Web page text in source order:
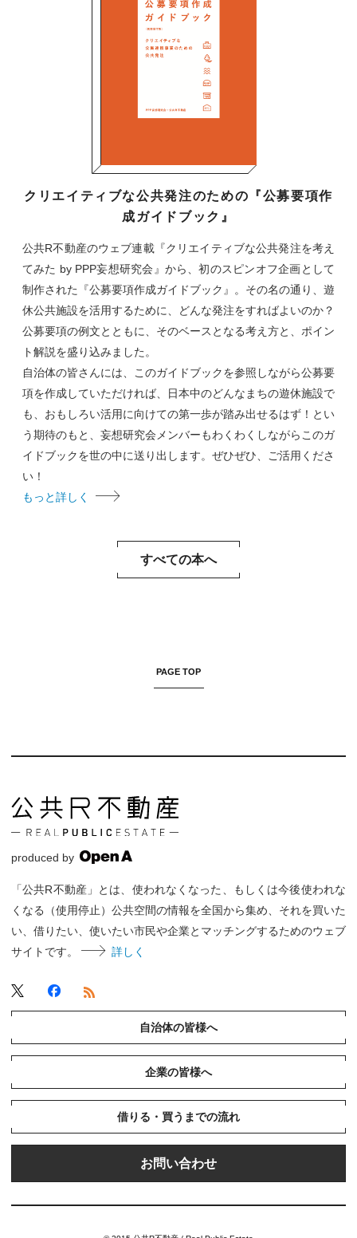
クリエイティブな公共発注のための『公募要項作
成ガイドブック』
公共R不動産のウェブ連載『クリエイティブな公共発注を考え
てみた by PPP妄想研究会』から、初のスピンオフ企画として
制作された『公募要項作成ガイドブック』。その名の通り、遊
休公共施設を活用するために、どんな発注をすればよいのか？
公募要項の例文とともに、そのベースとなる考え方と、ポイン
ト解説を盛り込みました。
自治体の皆さんには、このガイドブックを参照しながら公募要
項を作成していただければ、日本中のどんなまちの遊休施設で
も、おもしろい活用に向けての第一歩が踏み出せるはず！とい
う期待のもと、妄想研究会メンバーもわくわくしながらこのガ
イドブックを世の中に送り出します。ぜひぜひ、ご活用くださ
い！
もっと詳しく
すべての本へ
PAGE TOP
produced by
「公共R不動産」とは、使われなくなった、もしくは今後使われな
くなる（使用停止）公共空間の情報を全国から集め、それを買いた
い、借りたい、使いたい市民や企業とマッチングするためのウェブ
サイトです。
詳しく
自治体の皆様へ
企業の皆様へ
借りる・買うまでの流れ
お問い合わせ